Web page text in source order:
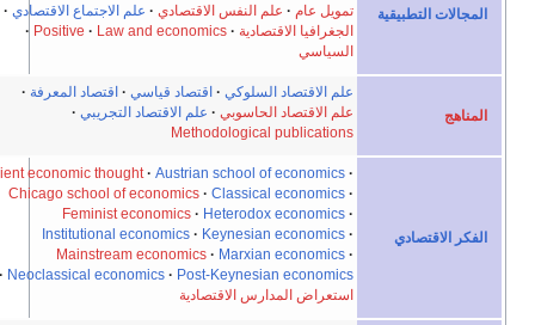
المجالات التطبيقية
تمويل عام
علم النفس الاقتصادي
علم الاجتماع الاقتصادي
الجغرافيا الاقتصادية
Positive
Law and economics
السياسي
المناهج
علم الاقتصاد السلوكي اقتصاد قياسي
اقتصاد المعرفة
علم الاقتصاد الحاسوبي
علم الاقتصاد التجريبي
Methodological publications
الفكر الاقتصادي
Ancient economic thought
Austrian school of economics
Chicago school of economics
Classical economics
Feminist economics
Heterodox economics
Institutional economics
Keynesian economics
Mainstream economics
Marxian economics
Neoclassical economics
Post-Keynesian economics
استعراض المدارس الاقتصادية